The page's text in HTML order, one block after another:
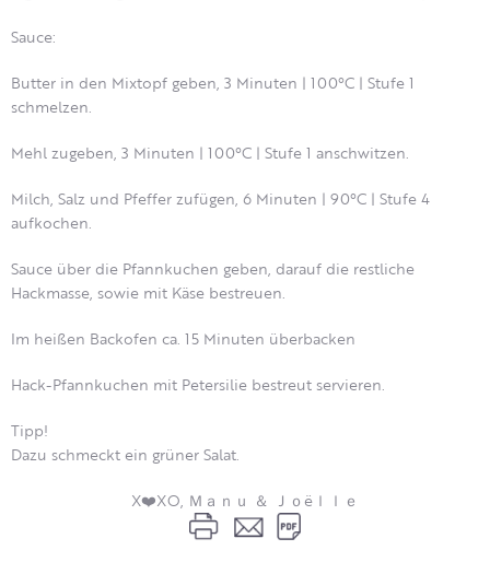
Sauce:
Butter in den Mixtopf geben, 3 Minuten | 100°C | Stufe 1
schmelzen.
Mehl zugeben, 3 Minuten | 100°C | Stufe 1 anschwitzen.
Milch, Salz und Pfeffer zufügen, 6 Minuten | 90°C | Stufe 4
aufkochen.
Sauce über die Pfannkuchen geben, darauf die restliche
Hackmasse, sowie mit Käse bestreuen.
Im heißen Backofen ca. 15 Minuten überbacken
Hack-Pfannkuchen mit Petersilie bestreut servieren.
Tipp!
Dazu schmeckt ein grüner Salat.
X❤️XO, Ｍａｎｕ ＆ Ｊｏëｌｌｅ